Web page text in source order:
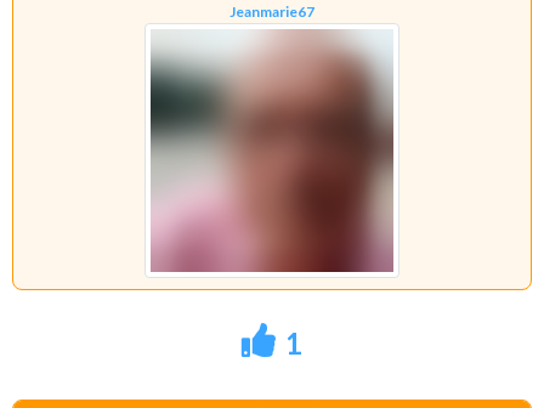
Jeanmarie67
1